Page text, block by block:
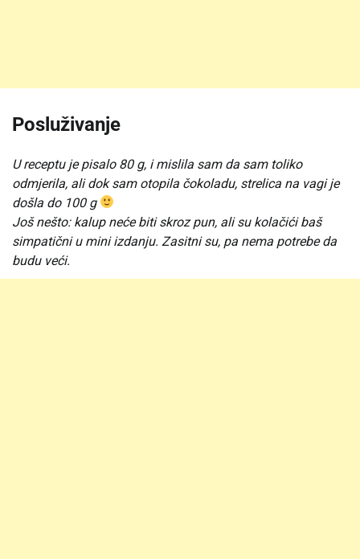
Posluživanje
U receptu je pisalo 80 g, i mislila sam da sam toliko
odmjerila, ali dok sam otopila čokoladu, strelica na vagi je
došla do 100 g
Još nešto: kalup neće biti skroz pun, ali su kolačići baš
simpatični u mini izdanju. Zasitni su, pa nema potrebe da
budu veći.